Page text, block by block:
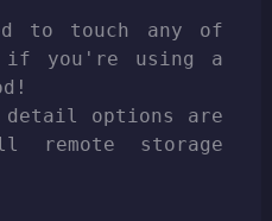
to touch any of
if you're using a
detail options are
remote storage